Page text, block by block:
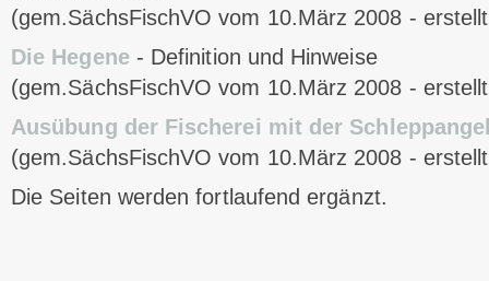
(gem.SächsFischVO vom 10.März 2008 -
Die Hegene- Definition und Hinweise
(gem.SächsFischVO vom 10.März 2008 -
Ausübung der Fischerei mit der
(gem.SächsFischVO vom 10.März 2008 -
Die Seiten werden fortlaufend ergänzt.